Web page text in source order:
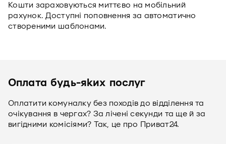
Кошти зараховуються миттєво на мобільний
рахунок. Доступні поповнення за автоматично
створеними шаблонами.
Оплата будь-яких послуг
Оплатити комуналку без походів до відділення та
очікування в чергах? За лічені секунди та ще й за
вигідними комісіями? Так, це про Приват24.